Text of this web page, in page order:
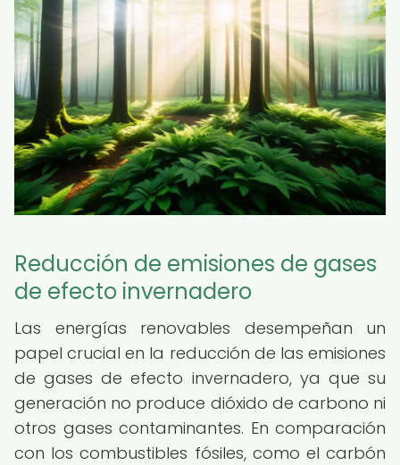
Reducción de emisiones de gases
de efecto invernadero
Las energías renovables desempeñan un
papel crucial en la reducción de las emisiones
de gases de efecto invernadero, ya que su
generación no produce dióxido de carbono ni
otros gases contaminantes. En comparación
con los combustibles fósiles, como el carbón